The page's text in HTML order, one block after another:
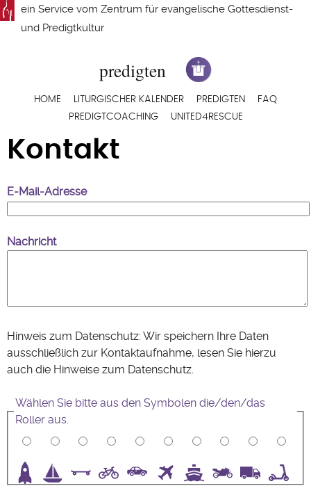
Direkt
zum
ein Service vom Zentrum für evangelische Gottesdienst-
und Predigtkultur
Hauptnavigation
HOME LITURGISCHER KALENDER PREDIGTEN
FAQ
PREDIGTCOACHING
UNITED4RESCUE
Kontakt
E-Mail-Adresse
Nachricht
Hinweis zum Datenschutz: Wir speichern Ihre Daten
ausschließlich zur Kontaktaufnahme, lesen Sie hierzu
auch die Hinweise zum Datenschutz.
Wählen Sie bitte aus den Symbolen die/den/das
Roller aus.